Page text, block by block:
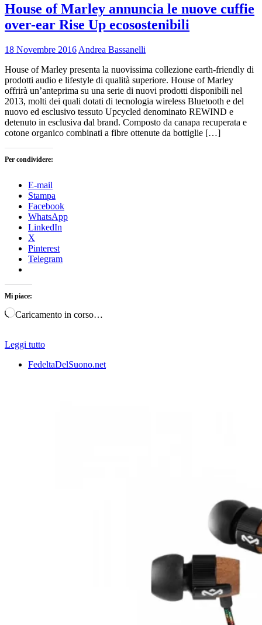
House of Marley annuncia le nuove cuffie
over-ear Rise Up ecosostenibili
18 Novembre 2016 Andrea Bassanelli
House of Marley presenta la nuovissima collezione earth-friendly di
prodotti audio e lifestyle di qualità superiore. House of Marley
offrirà un’anteprima su una serie di nuovi prodotti disponibili nel
2013, molti dei quali dotati di tecnologia wireless Bluetooth e del
nuovo ed esclusivo tessuto Upcycled denominato REWIND e
detenuto in esclusiva dal brand. Composto da canapa recuperata e
cotone organico combinati a fibre ottenute da bottiglie […]
Per condividere:
E-mail
Stampa
Facebook
WhatsApp
LinkedIn
X
Pinterest
Telegram
Mi piace:
Caricamento in corso…
Leggi tutto
FedeltaDelSuono.net